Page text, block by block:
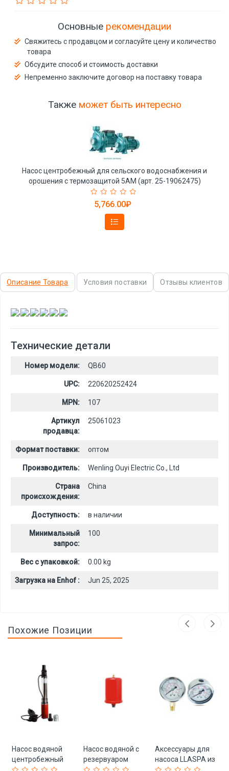
Основные рекомендации
Свяжитесь с продавцом и согласуйте цену и количество
товара
Обсудите способ и стоимость доставки
Непременно заключите договор на поставку товара
Также может быть интересно
Насос центробежный для сельского водоснабжения и
орошения с термозащитой 5AM (арт. 25-19062475)
5,766.00₽
Описание Товара Условия поставки Отзывы клиентов
, , , , ,
Технические детали
Номер модели: QB60
UPC: 220620252424
MPN: 107
Артикул
продавца:
25061023
Формат поставки: оптом
Производитель: Wenling Ouyi Electric Co., Ltd
Страна
происхождения:
China
Доступность: в наличии
Минимальный
запрос:
100
Вес с упаковкой: 0.00 kg
Загрузка на Enhof : Jun 25, 2025
Похожие Позиции
Насос водяной
центробежный
Насос водяной с
резервуаром
Аксессуары для
насоса LLASPA из